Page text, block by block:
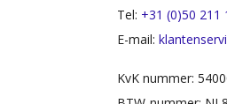
Tel: +31 (0)50 211
E-mail:
KvK nummer: